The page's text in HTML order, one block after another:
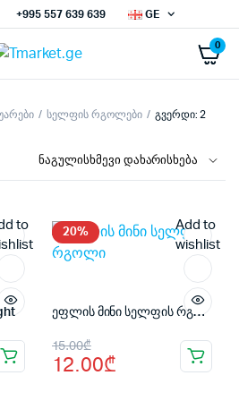
+995 557 639 639 GE
0
სელფის რგოლები გვერდი: 2
to
20%
Add to
wishlist
ეფლის მინი სელფის რგოლი
15.00₾
Original
price
12.00₾
Current
price